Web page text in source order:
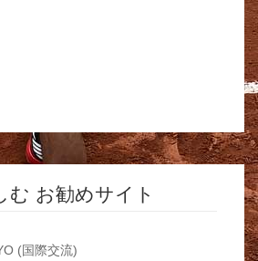
む お勧めサイト
(国際交流)